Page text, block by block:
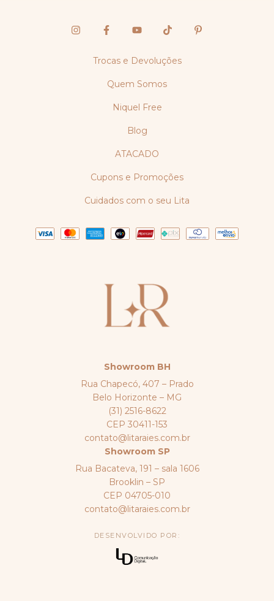
Trocas e Devoluções
Quem Somos
Niquel Free
Blog
ATACADO
Cupons e Promoções
Cuidados com o seu Lita
Showroom BH
Rua Chapecó, 407 – Prado
Belo Horizonte – MG
(31) 2516-8622
CEP 30411-153
contato@litaraies.com.br
Showroom SP
Rua Bacateva, 191 – sala 1606
Brooklin – SP
CEP 04705-010
contato@litaraies.com.br
DESENVOLVIDO POR: